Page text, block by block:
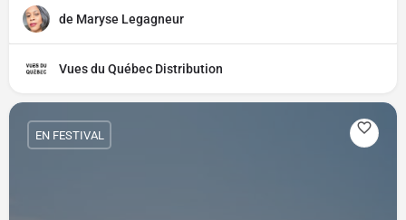
de Maryse Legagneur
Vues du Québec Distribution
EN FESTIVAL